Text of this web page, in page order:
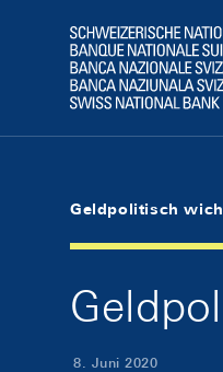
Logo
Geldpolitisch
8. Juni 2020